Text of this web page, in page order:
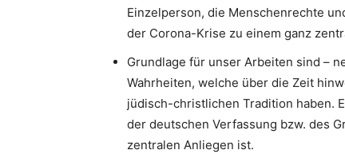
Einzelperson, die Menschenrechte
der Corona-Krise zu einem ganz
Grundlage für unser Arbeiten sind –
Wahrheiten, welche über die Zeit
jüdisch-christlichen Tradition haben.
der deutschen Verfassung bzw. des
zentralen Anliegen ist.